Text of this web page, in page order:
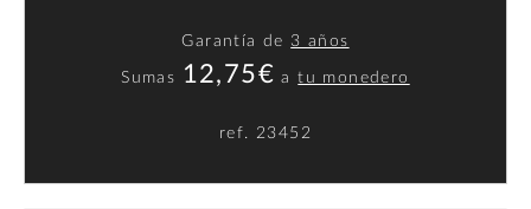
Garantía de 3 años
Sumas 12,75€ atu monedero
ref. 23452